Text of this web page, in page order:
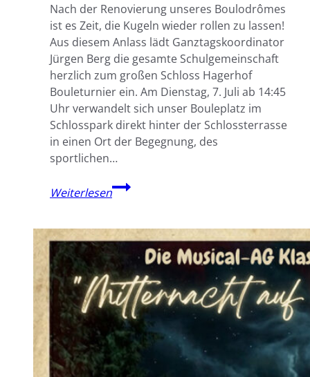
Nach der Renovierung unseres Boulodrômes
ist es Zeit, die Kugeln wieder rollen zu lassen!
Aus diesem Anlass lädt Ganztagskoordinator
Jürgen Berg die gesamte Schulgemeinschaft
herzlich zum großen Schloss Hagerhof
Bouleturnier ein. Am Dienstag, 7. Juli ab 14:45
Uhr verwandelt sich unser Bouleplatz im
Schlosspark direkt hinter der Schlossterrasse
in einen Ort der Begegnung, des
sportlichen…
WeiterlesenSchloss
Hagerhof
Bouleturnier